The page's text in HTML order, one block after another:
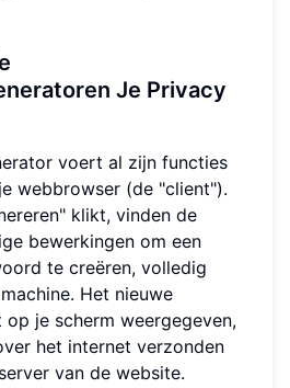
Je Privacy
voert al zijn functies
webbrowser (de "client").
klikt, vinden de
bewerkingen om een
te creëren, volledig
Het nieuwe
je scherm weergegeven,
het internet verzonden
van de website.